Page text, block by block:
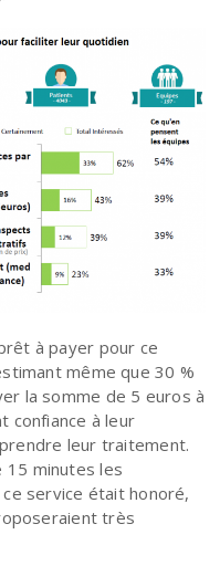
à payer pour ce
même que 30 %
la somme de 5 euros à
confiance à leur
leur traitement.
15 minutes les
service était honoré,
très